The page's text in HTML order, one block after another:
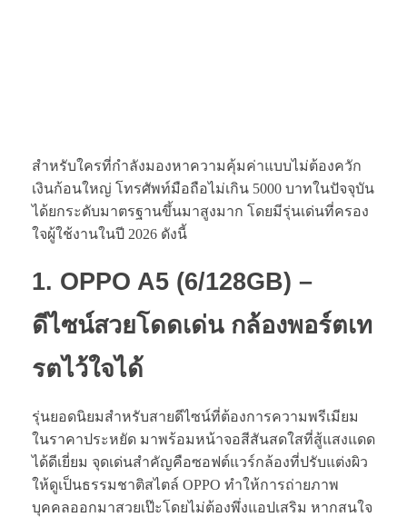
สำหรับใครที่กำลังมองหาความคุ้มค่าแบบไม่ต้องควัก
เงินก้อนใหญ่ โทรศัพท์มือถือไม่เกิน 5000 บาทในปัจจุบัน
ได้ยกระดับมาตรฐานขึ้นมาสูงมาก โดยมีรุ่นเด่นที่ครอง
ใจผู้ใช้งานในปี 2026 ดังนี้
1. OPPO A5 (6/128GB) –
ดีไซน์สวยโดดเด่น กล้องพอร์ตเท
รตไว้ใจได้
รุ่นยอดนิยมสำหรับสายดีไซน์ที่ต้องการความพรีเมียม
ในราคาประหยัด มาพร้อมหน้าจอสีสันสดใสที่สู้แสงแดด
ได้ดีเยี่ยม จุดเด่นสำคัญคือซอฟต์แวร์กล้องที่ปรับแต่งผิว
ให้ดูเป็นธรรมชาติสไตล์ OPPO ทำให้การถ่ายภาพ
บุคคลออกมาสวยเป๊ะโดยไม่ต้องพึ่งแอปเสริม หากสนใจ